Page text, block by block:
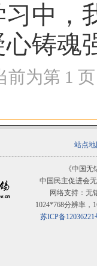
中，
铸魂
前为第 1 页
站点
《中国
中国民主促进会
网络支持：无
1024*768分辨率，
苏ICP备12036221